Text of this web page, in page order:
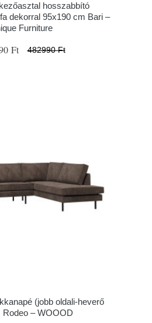
hosszabbító
dekorral 95x190 cm Bari –
Furniture
Ft 482990 Ft
(jobb oldali-heverő
Rodeo – WOOOD